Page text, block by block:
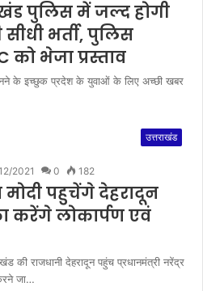
पुलिस में जल्द होगी
सीधी भर्ती, पुलिस
को भेजा प्रस्ताव
के इच्छुक प्रदेश के युवाओं के लिए अच्छी खबर
उत्तराखंड
2021 0 182
पहुचेंगे देहरादून
करेंगे लोकार्पण एवं
की राजधानी देहरादून पहुंच प्रधानमंत्री नरेंद्र
जा…